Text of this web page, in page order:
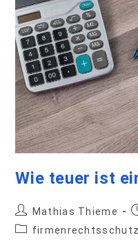
Wie teuer ist
Mathias Thieme
firmenrechtsschutz